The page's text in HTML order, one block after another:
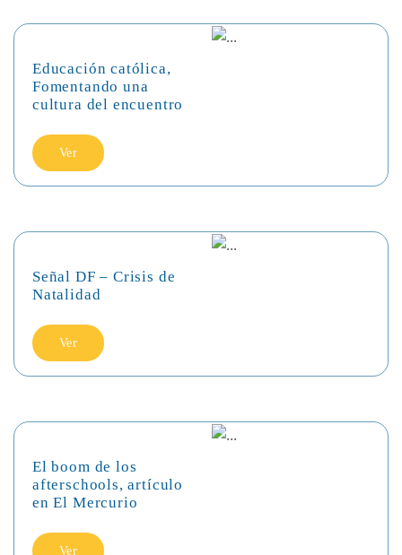
Educación católica,
Fomentando una
cultura del encuentro
Ver
Señal DF – Crisis de
Natalidad
Ver
El boom de los
afterschools, artículo
en El Mercurio
Ver